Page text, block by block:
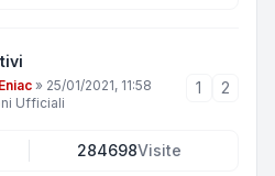
Eniac » 25/01/2021, 11:58
Ufficiali
1 2
284698Visite